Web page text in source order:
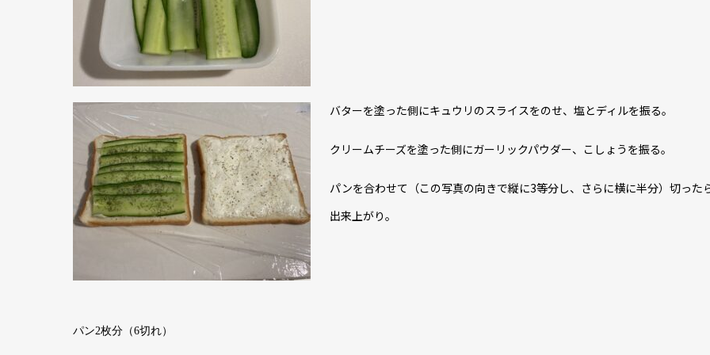
バターを塗った側にキュウリのスライスをのせ、塩とディルを振る。
クリームチーズを塗った側にガーリックパウダー、こしょうを振る。
パンを合わせて（この写真の向きで縦に3等分し、さらに横に半分）切った
出来上がり。
パン2枚分（6切れ）